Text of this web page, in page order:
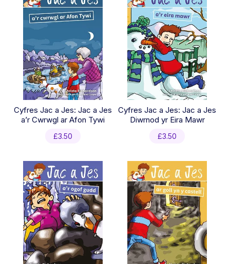
Cyfres Jac a Jes: Jac a Jes
a’r Cwrwgl ar Afon Tywi
£3.50
Cyfres Jac a Jes: Jac a Jes
Diwrnod yr Eira Mawr
£3.50